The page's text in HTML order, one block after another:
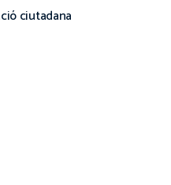
ciutadana